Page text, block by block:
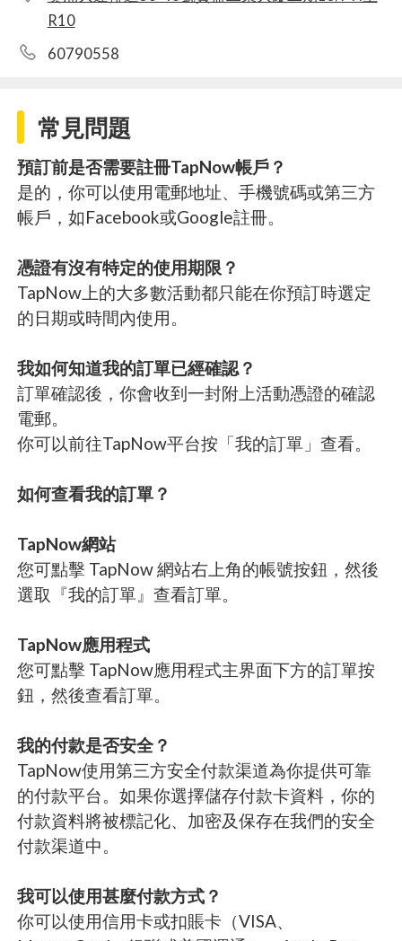
R10
60790558
常見問題
預訂前是否需要註冊TapNow帳戶？
是的，你可以使用電郵地址、手機號碼或第三方
帳戶，如Facebook或Google註冊。
憑證有沒有特定的使用期限？
TapNow上的大多數活動都只能在你預訂時選定
的日期或時間內使用。
我如何知道我的訂單已經確認？
訂單確認後，你會收到一封附上活動憑證的確認
電郵。
你可以前往TapNow平台按「我的訂單」查看。
如何查看我的訂單？
TapNow網站
您可點擊 TapNow 網站右上角的帳號按鈕，然後
選取『我的訂單』查看訂單。
TapNow應用程式
您可點擊 TapNow應用程式主界面下方的訂單按
鈕，然後查看訂單。
我的付款是否安全？
TapNow使用第三方安全付款渠道為你提供可靠
的付款平台。如果你選擇儲存付款卡資料，你的
付款資料將被標記化、加密及保存在我們的安全
付款渠道中。
我可以使用甚麼付款方式？
你可以使用信用卡或扣賬卡（VISA、